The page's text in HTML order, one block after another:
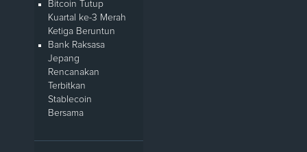
Bitcoin Tutup
Kuartal ke-3 Merah
Ketiga Beruntun
Bank Raksasa
Jepang
Rencanakan
Terbitkan
Stablecoin
Bersama